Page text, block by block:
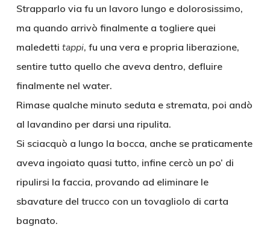
Strapparlo via fu un lavoro lungo e dolorosissimo,
ma quando arrivò finalmente a togliere quei
maledetti tappi, fu una vera e propria liberazione,
sentire tutto quello che aveva dentro, defluire
finalmente nel water.
Rimase qualche minuto seduta e stremata, poi andò
al lavandino per darsi una ripulita.
Si sciacquò a lungo la bocca, anche se praticamente
aveva ingoiato quasi tutto, infine cercò un po’ di
ripulirsi la faccia, provando ad eliminare le
sbavature del trucco con un tovagliolo di carta
bagnato.